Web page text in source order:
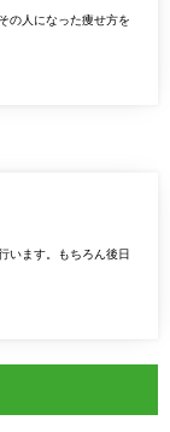
の人になった痩せ方を
います。もちろん後日